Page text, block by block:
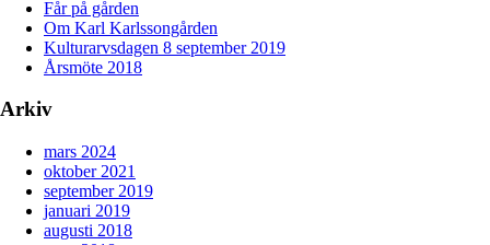
Får på gården
Om Karl Karlssongården
Kulturarvsdagen 8 september 2019
Årsmöte 2018
Arkiv
mars 2024
oktober 2021
september 2019
januari 2019
augusti 2018